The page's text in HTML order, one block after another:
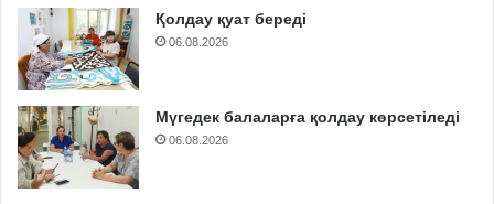
Қолдау қуат береді
06.08.2026
Мүгедек балаларға қолдау көрсетіледі
06.08.2026